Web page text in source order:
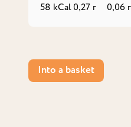
58 kCal0,27 г
0,06 г
Into a basket